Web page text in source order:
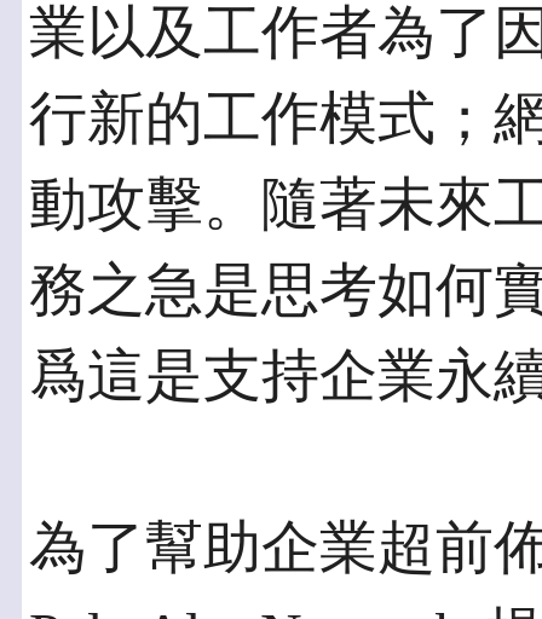
業以及工作者為了
行新的工作模式；
動攻擊。隨著未來
務之急是思考如何
爲這是支持企業永
為了幫助企業超前